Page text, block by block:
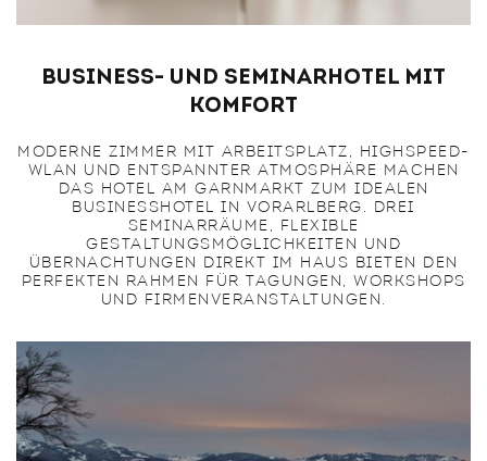
Business- und Seminarhotel mit
Komfort
MODERNE ZIMMER MIT ARBEITSPLATZ, HIGHSPEED-
WLAN UND ENTSPANNTER ATMOSPHÄRE MACHEN
DAS HOTEL AM GARNMARKT ZUM IDEALEN
BUSINESSHOTEL IN VORARLBERG. DREI
SEMINARRÄUME, FLEXIBLE
GESTALTUNGSMÖGLICHKEITEN UND
ÜBERNACHTUNGEN DIREKT IM HAUS BIETEN DEN
PERFEKTEN RAHMEN FÜR TAGUNGEN, WORKSHOPS
UND FIRMENVERANSTALTUNGEN.